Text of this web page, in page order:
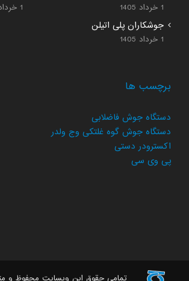
1 خرداد 1405 1 خرداد 1405
جوشکاران پلی اتیلن
1 خرداد 1405
برچسب ها
دستگاه جوش فاضلابی
دستگاه جوش گوه غلتکی وج ولدر
اکسترودر دستی
پی وی سی
تمامی حقوق این وبسایت محفوظ و